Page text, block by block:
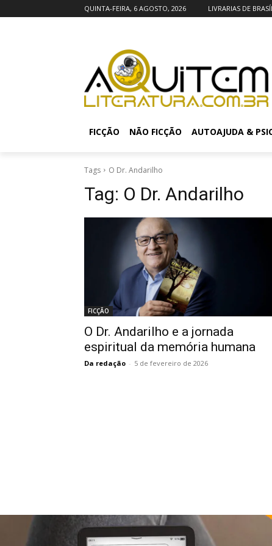
QUINTA-FEIRA, 6 AGOSTO, 2026 LIVRARIAS DE
FICÇÃO NÃO FICÇÃO AUTOAJUDA &
Tags O Dr. Andarilho
Tag: O Dr. Andarilho
FICÇÃO
O Dr. Andarilho e a jornada
espiritual da memória humana
Da redação - 5 de fevereiro de 2026